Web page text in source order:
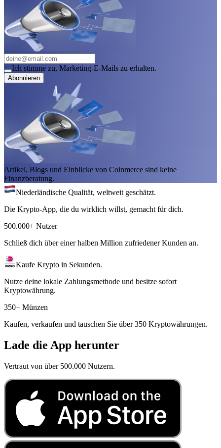
Ich stimme zu, Marketing-E-Mails zu erhalten.
Abonnieren
Artikel, Blogs und Einblicke von Coinmerce sind keine
Finanzberatung.
Niederländische Qualität, weltweit geschätzt.
Die Krypto-App, die du wirklich willst, gemacht für dich.
500.000+ Nutzer
Schließ dich über einer halben Million zufriedener Kunden an.
Kaufe Krypto in Sekunden.
Nutze deine lokale Zahlungsmethode und besitze sofort
Kryptowährung.
350+ Münzen
Kaufen, verkaufen und tauschen Sie über 350 Kryptowährungen.
Lade die App herunter
Vertraut von über 500.000 Nutzern.